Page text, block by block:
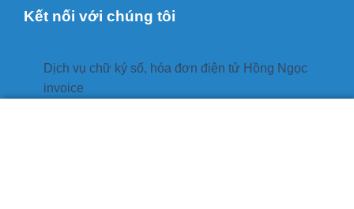
Kết nối với chúng tôi
Dịch vụ chữ ký số, hóa đơn điện tử Hồng Ngọc
invoice